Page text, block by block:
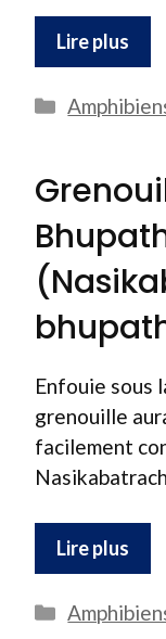
Lire plus
Enfouie sous
grenouille
facilement
Lire plus